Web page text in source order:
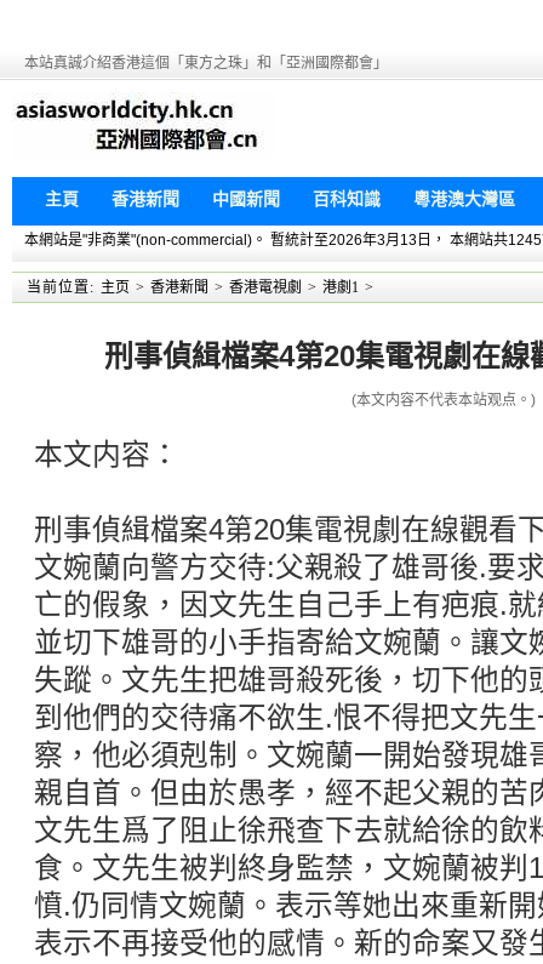
本站真誠介紹香港這個「東方之珠」和「亞洲國際都會」
主頁 香港新聞 中國新聞 百科知識 粵港澳大灣區
本網站是"非商業"(non-commercial)。 暫統計至2026年3月13日， 本網站共
当前位置: 主页 > 香港新聞 > 香港電視劇 > 港劇1 >
刑事偵緝檔案4第20集電視劇在
(本文内容不代表本站观点。)
本文内容：
刑事偵緝檔案4第20集電視劇在線觀看
文婉蘭向警方交待:父親殺了雄哥後.要
亡的假象，因文先生自己手上有疤痕.
並切下雄哥的小手指寄給文婉蘭。讓文
失蹤。文先生把雄哥殺死後，切下他的
到他們的交待痛不欲生.恨不得把文先
察，他必須剋制。文婉蘭一開始發現雄
親自首。但由於愚孝，經不起父親的苦
文先生爲了阻止徐飛查下去就給徐的飲
食。文先生被判終身監禁，文婉蘭被判
憤.仍同情文婉蘭。表示等她出來重新
表示不再接受他的感情。新的命案又發